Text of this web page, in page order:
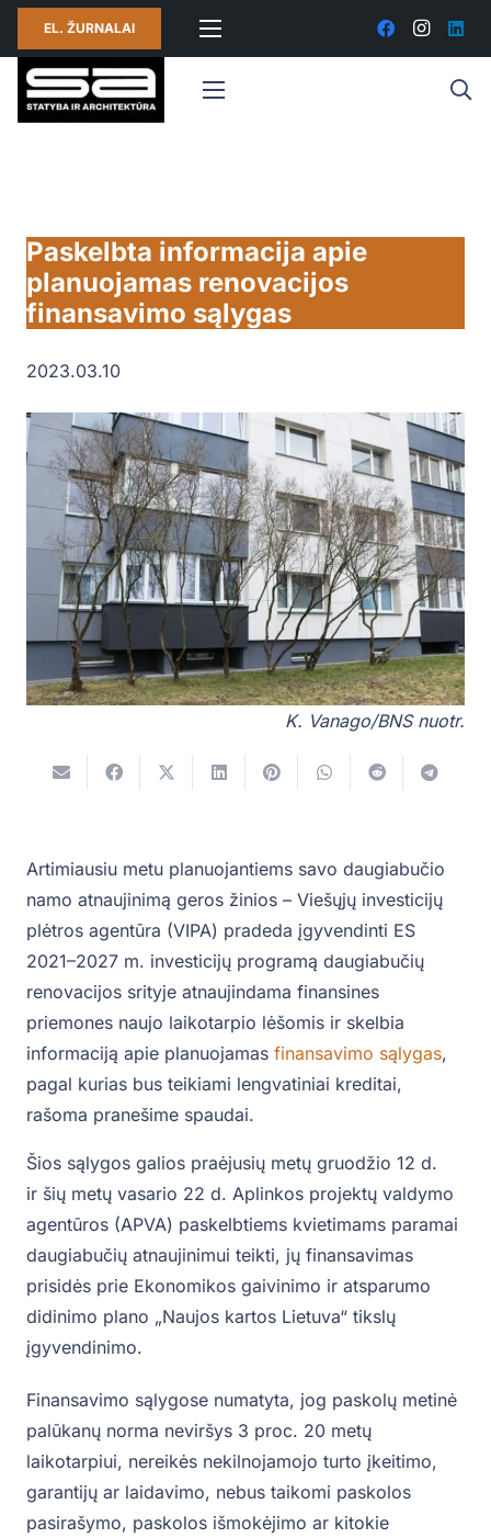
EL. ŽURNALAI
Paskelbta informacija apie
planuojamas renovacijos
finansavimo sąlygas
2023.03.10
K. Vanago/BNS nuotr.
Artimiausiu metu planuojantiems savo daugiabučio
namo atnaujinimą geros žinios – Viešųjų investicijų
plėtros agentūra (VIPA) pradeda įgyvendinti ES
2021–2027 m. investicijų programą daugiabučių
renovacijos srityje atnaujindama finansines
priemones naujo laikotarpio lėšomis ir skelbia
informaciją apie planuojamas finansavimo sąlygas,
pagal kurias bus teikiami lengvatiniai kreditai,
rašoma pranešime spaudai.
Šios sąlygos galios praėjusių metų gruodžio 12 d.
ir šių metų vasario 22 d. Aplinkos projektų valdymo
agentūros (APVA) paskelbtiems kvietimams paramai
daugiabučių atnaujinimui teikti, jų finansavimas
prisidės prie Ekonomikos gaivinimo ir atsparumo
didinimo plano „Naujos kartos Lietuva“ tikslų
įgyvendinimo.
Finansavimo sąlygose numatyta, jog paskolų metinė
palūkanų norma neviršys 3 proc. 20 metų
laikotarpiui, nereikės nekilnojamojo turto įkeitimo,
garantijų ar laidavimo, nebus taikomi paskolos
pasirašymo, paskolos išmokėjimo ar kitokie